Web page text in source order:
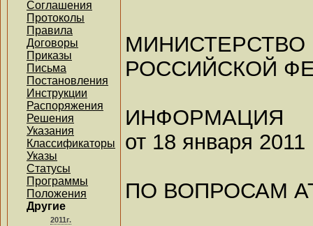
Соглашения
Протоколы
Правила
Договоры
Приказы
Письма
Постановления
Инструкции
Распоряжения
Решения
Указания
Классификаторы
Указы
Статусы
Программы
Положения
Другие
2011г.
РОССИЙСКОЙ
ИНФОРМАЦИЯ
от 18 января 2011
ПО ВОПРОСАМ